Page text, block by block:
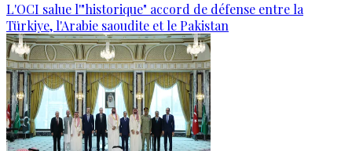
L'OCI salue l'"historique" accord de défense entre la
Türkiye, l'Arabie saoudite et le Pakistan